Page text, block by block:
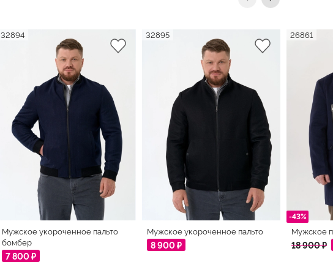
32894
Мужское укороченное пальто
бомбер
7 800 ₽
32895
Мужское укороченное пальто
8 900 ₽
-43%
26861
Мужское
18 900 ₽